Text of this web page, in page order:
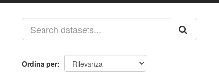
Ordina per